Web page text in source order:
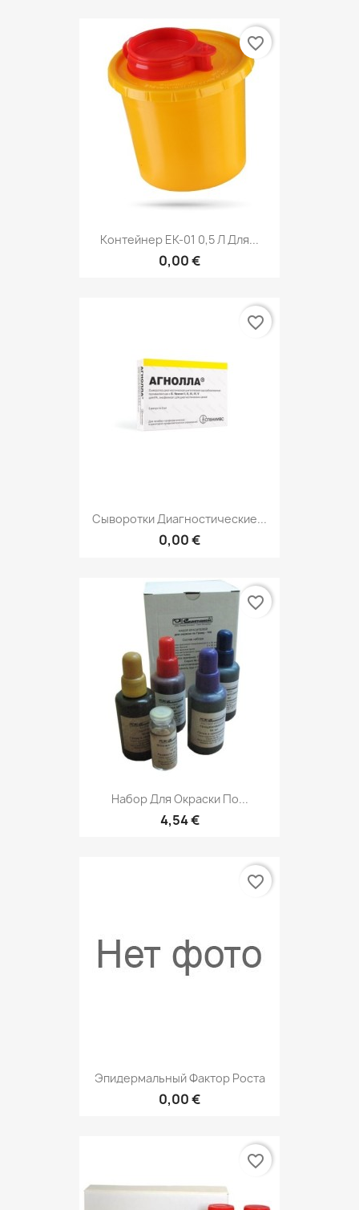
Контейнер ЕК-01 0,5 Л Для...
0,00 €
favorite_border
Сыворотки Диагностические...
0,00 €
favorite_border
Набор Для Окраски По...
4,54 €
favorite_border
Эпидермальный Фактор Роста
0,00 €
favorite_border
favorite_border